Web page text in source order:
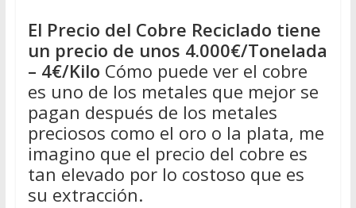
El Precio del Cobre Reciclado tiene
un precio de unos 4.000€/Tonelada
– 4€/Kilo Cómo puede ver el cobre
es uno de los metales que mejor se
pagan después de los metales
preciosos como el oro o la plata, me
imagino que el precio del cobre es
tan elevado por lo costoso que es
su extracción.